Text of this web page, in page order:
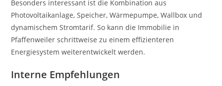
Besonders interessant ist die Kombination aus
Photovoltaikanlage, Speicher, Wärmepumpe, Wallbox und
dynamischem Stromtarif. So kann die Immobilie in
Pfaffenweiler schrittweise zu einem effizienteren
Energiesystem weiterentwickelt werden.
Interne Empfehlungen